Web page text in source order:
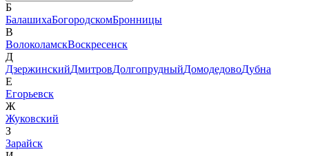
Б
БалашихаБогородскомБронницы
В
ВолоколамскВоскресенск
Д
ДзержинскийДмитровДолгопрудныйДомодедовоДубна
Е
Егорьевск
Ж
Жуковский
З
Зарайск